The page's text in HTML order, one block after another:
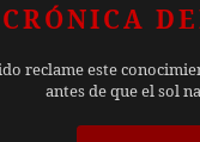
reclame este
antes de que el sol